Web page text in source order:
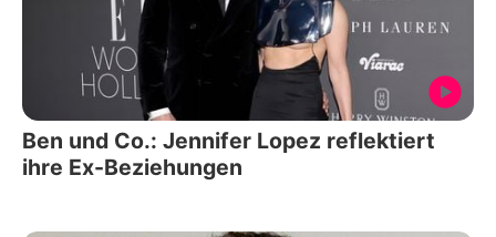
Ben und Co.: Jennifer Lopez reflektiert
ihre Ex-Beziehungen